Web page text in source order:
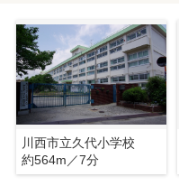
川西市立久代小学校
約564m／7分